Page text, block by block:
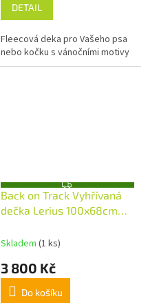
DETAIL
Fleecová deka pro Vašeho psa
nebo kočku s vánočními motivy
Z
D
R
Back on Track Vyhřívaná
dečka Lerius 100x68cm
Skladem (1 ks)
3 800 Kč
Do košíku